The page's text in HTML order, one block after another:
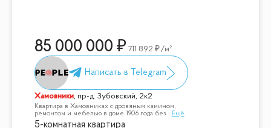
85 000 000 711 892 /м²
Хамовники, пр-д. Зубовский, 2к2
Квартира в Хамовниках с дровяным камином,
ремонтом и мебелью в доме 1906 года без... Ещё
5-комнатная квартира